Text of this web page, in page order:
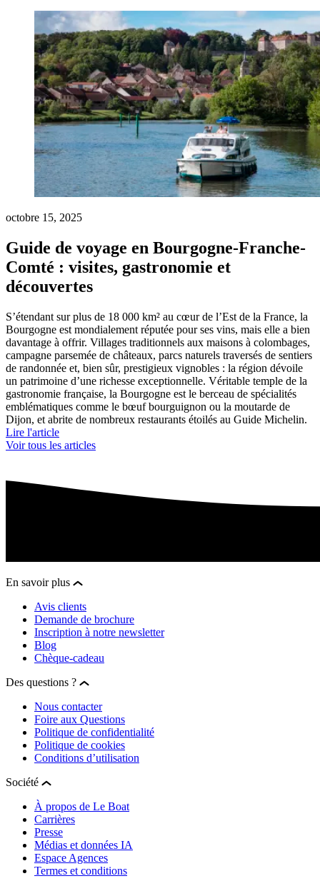
octobre 15, 2025
Guide de voyage en Bourgogne-Franche-
Comté : visites, gastronomie et
découvertes
S’étendant sur plus de 18 000 km² au cœur de l’Est de la France, la
Bourgogne est mondialement réputée pour ses vins, mais elle a bien
davantage à offrir. Villages traditionnels aux maisons à colombages,
campagne parsemée de châteaux, parcs naturels traversés de sentiers
de randonnée et, bien sûr, prestigieux vignobles : la région dévoile
un patrimoine d’une richesse exceptionnelle. Véritable temple de la
gastronomie française, la Bourgogne est le berceau de spécialités
emblématiques comme le bœuf bourguignon ou la moutarde de
Dijon, et abrite de nombreux restaurants étoilés au Guide Michelin.
Lire l'article
Voir tous les articles
En savoir plus
Avis clients
Demande de brochure
Inscription à notre newsletter
Blog
Chèque-cadeau
Des questions ?
Nous contacter
Foire aux Questions
Politique de confidentialité
Politique de cookies
Conditions d’utilisation
Société
À propos de Le Boat
Carrières
Presse
Médias et données IA
Espace Agences
Termes et conditions